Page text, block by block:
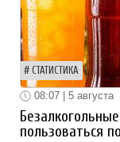
СТАТИСТИКА
08:07 | 5 августа
пользоваться